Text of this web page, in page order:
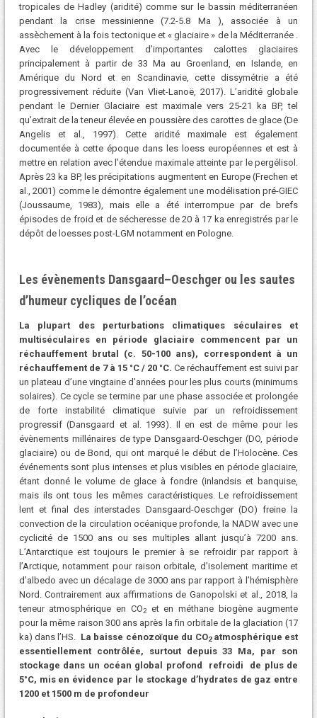
tropicales de Hadley (aridité) comme sur le bassin méditerranéen
pendant la crise messinienne (7.2-5.8 Ma ), associée à un
assèchement à la fois tectonique et « glaciaire » de la Méditerranée .
Avec le développement d’importantes calottes glaciaires
principalement à partir de 33 Ma au Groenland, en Islande, en
Amérique du Nord et en Scandinavie, cette dissymétrie a été
progressivement réduite (Van Vliet-Lanoë, 2017). L’aridité globale
pendant le Dernier Glaciaire est maximale vers 25-21 ka BP, tel
qu’extrait de la teneur élevée en poussière des carottes de glace (De
Angelis et al., 1997). Cette aridité maximale est également
documentée à cette époque dans les loess européennes et est à
mettre en relation avec l’étendue maximale atteinte par le pergélisol.
Après 23 ka BP, les précipitations augmentent en Europe (Frechen et
al., 2001) comme le démontre également une modélisation pré-GIEC
(Joussaume, 1983), mais elle a été interrompue par de brefs
épisodes de froid et de sécheresse de 20 à 17 ka enregistrés par le
dépôt de loesses post-LGM notamment en Pologne.
Les évènements Dansgaard–Oeschger ou les sautes
d’humeur cycliques de l’océan
La plupart des perturbations climatiques séculaires et
multiséculaires en période glaciaire commencent par un
réchauffement brutal (c. 50-100 ans), correspondent à un
réchauffement de 7 à 15 °C / 20 °C. Ce réchauffement est suivi par
un plateau d’une vingtaine d’années pour les plus courts (minimums
solaires). Ce cycle se termine par une phase associée et prolongée
de forte instabilité climatique suivie par un refroidissement
progressif (Dansgaard et al. 1993). Il en est de même pour les
évènements millénaires de type Dansgaard-Oeschger (DO, période
glaciaire) ou de Bond, qui ont marqué le début de l’Holocène. Ces
événements sont plus intenses et plus visibles en période glaciaire,
étant donné le volume de glace à fondre (inlandsis et banquise,
mais ils ont tous les mêmes caractéristiques. Le refroidissement
lent et final des interstades Dansgaard-Oeschger (DO) freine la
convection de la circulation océanique profonde, la NADW avec une
cyclicité de 1500 ans ou ses multiples allant jusqu’à 7200 ans.
L’Antarctique est toujours le premier à se refroidir par rapport à
l’Arctique, notamment pour raison orbitale, d’isolement maritime et
d’albedo avec un décalage de 3000 ans par rapport à l’hémisphère
Nord. Contrairement aux affirmations de Ganopolski et al., 2018, la
teneur atmosphérique en CO2et en méthane biogène augmente
pour la même raison 300 ans après la fin orbitale de la glaciation (17
ka) dans l’HS. La baisse cénozoïque du CO2 atmosphérique est
essentiellement contrôlée, surtout depuis 33 Ma, par son
stockage dans un océan global profond refroidi de plus de
5°C, mis en évidence par le stockage d’hydrates de gaz entre
1200 et 1500 m de profondeur